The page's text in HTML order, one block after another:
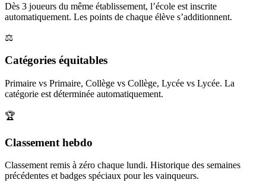
Dès 3 joueurs du même établissement, l’école est inscrite
automatiquement. Les points de chaque élève s’additionnent.
⚖️
Catégories équitables
Primaire vs Primaire, Collège vs Collège, Lycée vs Lycée. La
catégorie est déterminée automatiquement.
🏆
Classement hebdo
Classement remis à zéro chaque lundi. Historique des semaines
précédentes et badges spéciaux pour les vainqueurs.